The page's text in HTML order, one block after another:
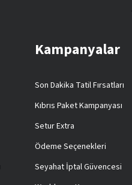
Kampanyalar
Son Dakika Tatil Fırsatları
Kıbrıs Paket Kampanyası
Setur Extra
Ödeme Seçenekleri
Seyahat İptal Güvencesi